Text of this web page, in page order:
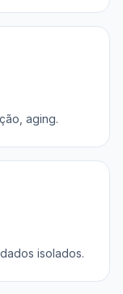
aging.
isolados.